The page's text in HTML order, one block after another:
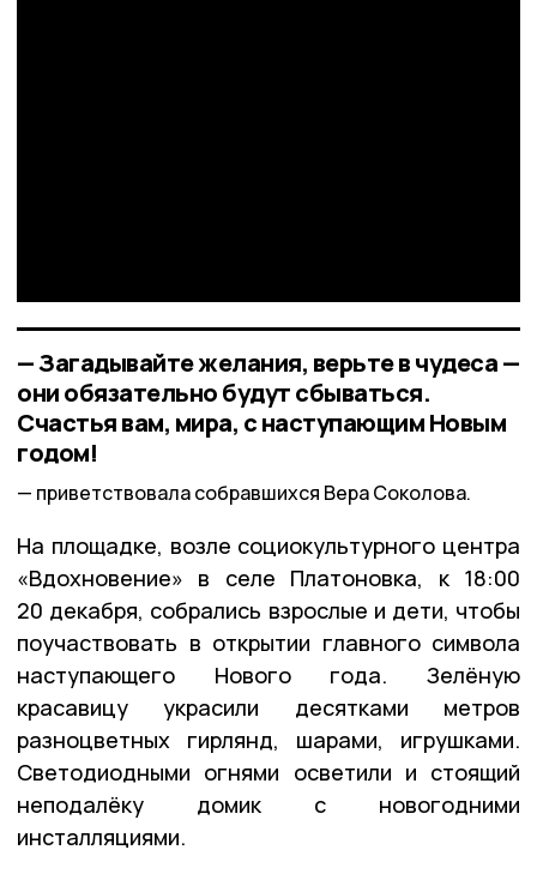
— Загадывайте желания, верьте в чудеса —
они обязательно будут сбываться.
Счастья вам, мира, с наступающим Новым
годом!
приветствовала собравшихся Вера Соколова.
На площадке, возле социокультурного центра
«Вдохновение» в селе Платоновка, к 18:00
20 декабря, собрались взрослые и дети, чтобы
поучаствовать в открытии главного символа
наступающего Нового года. Зелёную
красавицу украсили десятками метров
разноцветных гирлянд, шарами, игрушками.
Светодиодными огнями осветили и стоящий
неподалёку домик с новогодними
инсталляциями.